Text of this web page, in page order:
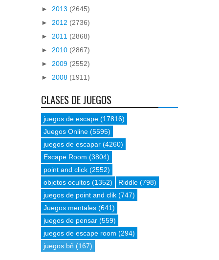
► 2013 (2645)
► 2012 (2736)
► 2011 (2868)
► 2010 (2867)
► 2009 (2552)
► 2008 (1911)
CLASES DE JUEGOS
juegos de escape (17816)
Juegos Online (5595)
juegos de escapar (4260)
Escape Room (3804)
point and click (2552)
objetos ocultos (1352) Riddle (798)
juegos de point and clik (747)
Juegos mentales (641)
juegos de pensar (559)
juegos de escape room (294)
juegos bñ (167)